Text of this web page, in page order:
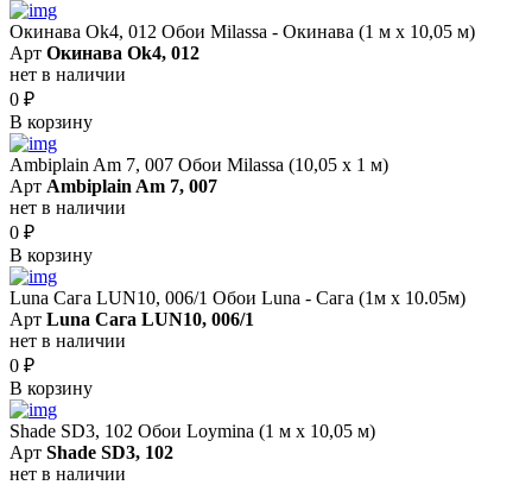
Окинава Ok4, 012 Обои Milassa - Окинава (1 м х 10,05 м)
Арт Окинава Ok4, 012
нет в наличии
0 ₽
В корзину
Ambiplain Am 7, 007 Обои Milassa (10,05 х 1 м)
Арт Ambiplain Am 7, 007
нет в наличии
0 ₽
В корзину
Luna Сага LUN10, 006/1 Обои Luna - Сага (1м х 10.05м)
Арт Luna Сага LUN10, 006/1
нет в наличии
0 ₽
В корзину
Shade SD3, 102 Обои Loymina (1 м х 10,05 м)
Арт Shade SD3, 102
нет в наличии